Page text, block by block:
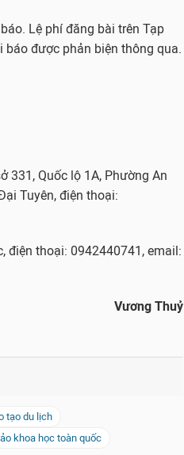
Lệ phí đăng bài trên Tạp
được phản biện thông qua.
331, Quốc lộ 1A, Phường An
Tuyên, điện thoại:
điện thoại: 0942440741, email:
Vương Thuỷ
tạo du lịch
khoa học toàn quốc